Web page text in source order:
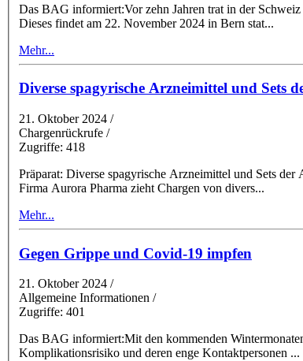
Das BAG informiert:Vor zehn Jahren trat in der
Dieses findet am 22. November 2024 in Bern stat...
Mehr...
Diverse spagyrische Arzneimittel und Sets
21. Oktober 2024 /
Chargenrückrufe /
Zugriffe: 418
Präparat: Diverse spagyrische Arzneimittel und Sets der
Firma Aurora Pharma zieht Chargen von divers...
Mehr...
Gegen Grippe und Covid-19 impfen
21. Oktober 2024 /
Allgemeine Informationen /
Zugriffe: 401
Das BAG informiert:Mit den kommenden
Komplikationsrisiko und deren enge Kontaktpersonen ...